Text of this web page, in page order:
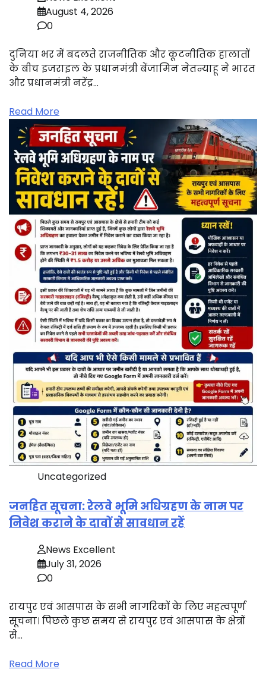
August 4, 2026
0
दुनिया भर में बदलते राजनीतिक और कूटनीतिक हालातों
के बीच इजराइल के प्रधानमंत्री बेंजामिन नेतन्याहू ने भारत
और प्रधानमंत्री नरेंद्र…
Read More
Uncategorized
जनहित सूचना: रेलवे भूमि अधिग्रहण के नाम पर
निवेश कराने के दावों से सावधान रहें
News Excellent
July 31, 2026
0
रायपुर एवं आसपास के सभी नागरिकों के लिए महत्वपूर्ण
सूचना। पिछले कुछ समय से रायपुर एवं आसपास के क्षेत्रों
से…
Read More